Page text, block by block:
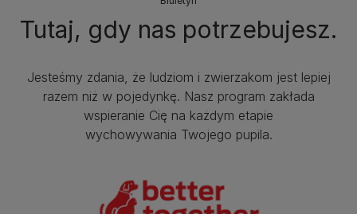
Tutaj, gdy nas potrzebujesz.
Jesteśmy zdania, że ludziom i zwierzakom jest lepiej
razem niż w pojedynkę. Nasz program zakłada
wspieranie Cię na każdym etapie
wychowywania Twojego pupila.